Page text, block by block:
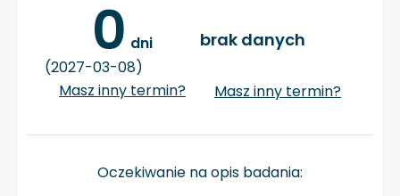
0 dni
(2027-03-08)
Masz inny termin?
brak danych
Masz inny termin?
Oczekiwanie na opis badania: